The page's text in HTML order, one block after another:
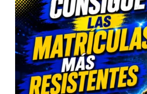
678983500
Horario Atención
L-V: 9:00-